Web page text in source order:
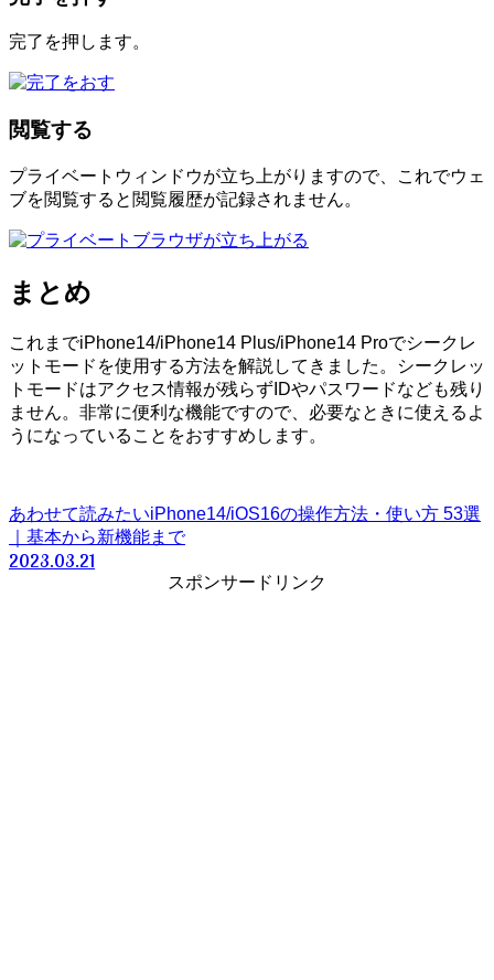
完了を押します。
閲覧する
プライベートウィンドウが立ち上がりますので、これでウェ
ブを閲覧すると閲覧履歴が記録されません。
まとめ
これまでiPhone14/iPhone14 Plus/iPhone14 Proでシークレ
ットモードを使用する方法を解説してきました。シークレッ
トモードはアクセス情報が残らずIDやパスワードなども残り
ません。非常に便利な機能ですので、必要なときに使えるよ
うになっていることをおすすめします。
あわせて読みたいiPhone14/iOS16の操作方法・使い方 53選
｜基本から新機能まで
2023.03.21
スポンサードリンク